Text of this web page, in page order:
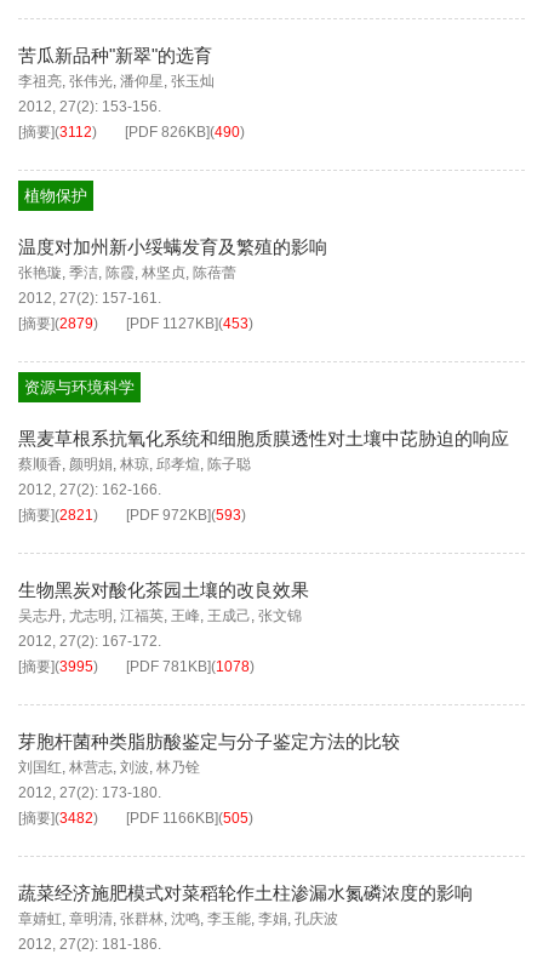
苦瓜新品种"新翠"的选育
李祖亮, 张伟光, 潘仰星, 张玉灿
2012, 27(2): 153-156.
[摘要](3112) [PDF 826KB](490)
植物保护
温度对加州新小绥螨发育及繁殖的影响
张艳璇, 季洁, 陈霞, 林坚贞, 陈蓓蕾
2012, 27(2): 157-161.
[摘要](2879) [PDF 1127KB](453)
资源与环境科学
黑麦草根系抗氧化系统和细胞质膜透性对土壤中芘胁迫的响应
蔡顺香, 颜明娟, 林琼, 邱孝煊, 陈子聪
2012, 27(2): 162-166.
[摘要](2821) [PDF 972KB](593)
生物黑炭对酸化茶园土壤的改良效果
吴志丹, 尤志明 , 江福英, 王峰, 王成己, 张文锦
2012, 27(2): 167-172.
[摘要](3995) [PDF 781KB](1078)
芽胞杆菌种类脂肪酸鉴定与分子鉴定方法的比较
刘国红, 林营志, 刘波, 林乃铨
2012, 27(2): 173-180.
[摘要](3482) [PDF 1166KB](505)
蔬菜经济施肥模式对菜稻轮作土柱渗漏水氮磷浓度的影响
章婧虹, 章明清, 张群林, 沈鸣, 李玉能, 李娟, 孔庆波
2012, 27(2): 181-186.